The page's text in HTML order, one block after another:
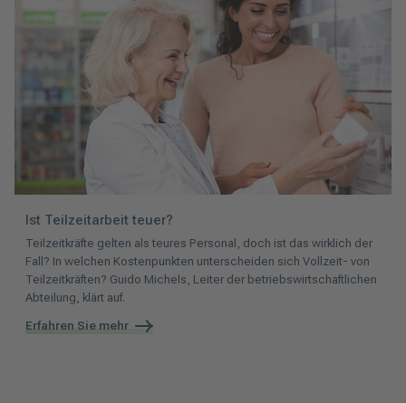
Ist Teilzeitarbeit teuer?
Teilzeitkräfte gelten als teures Personal, doch ist das wirklich der
Fall? In welchen Kostenpunkten unterscheiden sich Vollzeit- von
Teilzeitkräften? Guido Michels, Leiter der betriebswirtschaftlichen
Abteilung, klärt auf.
Erfahren Sie mehr